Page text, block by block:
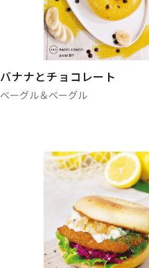
バナナとチョコレート
ベーグル＆ベーグル